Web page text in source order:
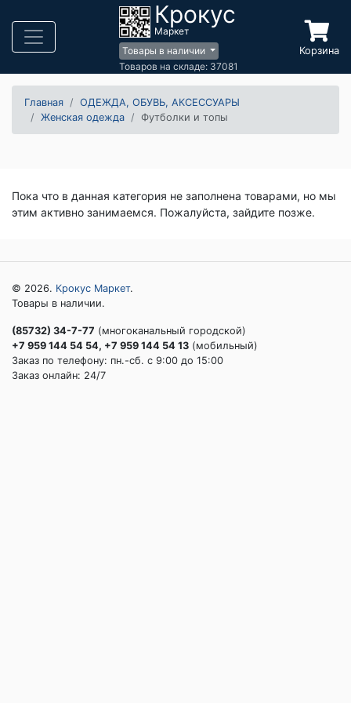
Крокус
Маркет
Товары в наличии
Товаров на складе: 37081
Корзина
Главная
ОДЕЖДА, ОБУВЬ, АКСЕССУАРЫ
Женская одежда
Футболки и топы
Пока что в данная категория не заполнена товарами, но мы
этим активно занимаемся. Пожалуйста, зайдите позже.
© 2026. Крокус Маркет.
Товары в наличии.
(85732) 34-7-77 (многоканальный городской)
+7 959 144 54 54, +7 959 144 54 13 (мобильный)
Заказ по телефону: пн.-сб. c 9:00 до 15:00
Заказ онлайн: 24/7